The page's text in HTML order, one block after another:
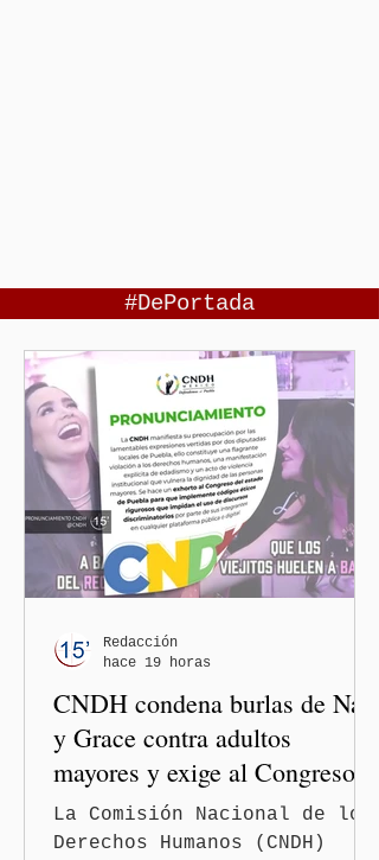
#DePortada
CNDH condena burlas de Nay
y Grace contra adultos
mayores y exige al Congreso
frenar discursos
discriminatorios
La Comisión Nacional de los
Derechos Humanos (CNDH)
Redacción
hace 19 horas